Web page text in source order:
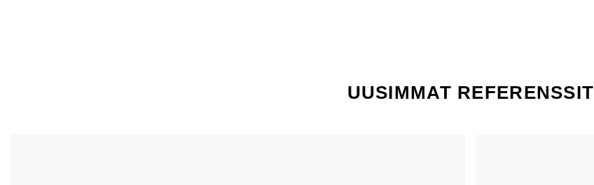
UUSIMMAT REFERENSSIT